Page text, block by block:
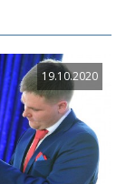
19.10.2020